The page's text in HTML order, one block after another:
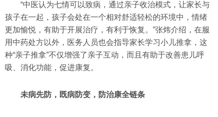
“中医认为七情可以致病，通过亲子收治模式，让家长与
孩子在一起，孩子会处在一个相对舒适轻松的环境中，情绪
更加愉悦，有助于开展治疗，有利于恢复。”张炜介绍，在服
用中药处方以外，医务人员也会指导家长学习小儿推拿，这
种“亲子推拿”不仅增强了亲子互动，而且有助于改善患儿呼
吸、消化功能，促进康复。
未病先防，既病防变，防治康全链条